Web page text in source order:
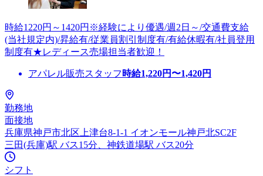
時給1220円～1420円※経験により優遇/週2日～/交通費支給
(当社規定内)/昇給有/従業員割引制度有/有給休暇有/社員登用
制度有★レディース売場担当者歓迎！
アパレル販売スタッフ 時給1,220円〜1,420円
勤務地
面接地
兵庫県神戸市北区上津台8-1-1 イオンモール神戸北SC2F
三田(兵庫)駅 バス15分、神鉄道場駅 バス20分
シフト